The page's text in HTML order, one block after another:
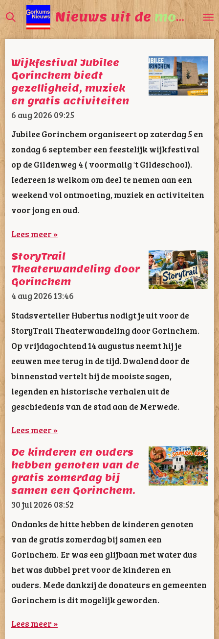
Ga
direct
naar
de
hoofdinhoud
Nieuws uit de mooiste
Wijkfestival Jubilee
Gorinchem biedt
gezelligheid, muziek
en gratis activiteiten
6 aug 2026 09:25
Jubilee Gorinchem organiseert op zaterdag 5 en
zondag 6 september een feestelijk wijkfestival
op de Gildenweg 4 ( voormalig 't Gildeschool).
Iedereen is welkom om deel te nemen aan een
weekend vol ontmoeting, muziek en activiteiten
voor jong en oud.
Lees meer »
StoryTrail
Theaterwandeling door
Gorinchem
4 aug 202613:46
Stadsverteller Hubertus nodigt je uit voor de
StoryTrail Theaterwandeling door Gorinchem.
Op vrijdagochtend 14 augustus neemt hij je
eeuwen mee terug in de tijd. Dwalend door de
binnenstad vertelt hij de mooiste sagen,
legenden en historische verhalen uit de
geschiedenis van de stad aan de Merwede.
Lees meer »
De kinderen en ouders
hebben genoten van de
gratis zomerdag bij
samen een Gorinchem.
30 jul 2026 08:52
Ondanks de hitte hebben de kinderen genoten
van de gratis zomerdag bij samen een
Gorinchem. Er was een glijbaan met water dus
het was dubbel pret voor de kinderen en
ouders. Mede dankzij de donateurs en gemeenten
Gorinchem is dit mogelijk geworden.
Lees meer »